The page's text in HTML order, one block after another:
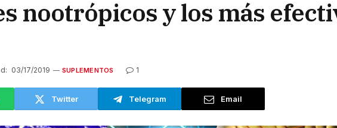
nootrópicos y los más
03/17/2019 SUPLEMENTOS 1
Twitter Telegram Email